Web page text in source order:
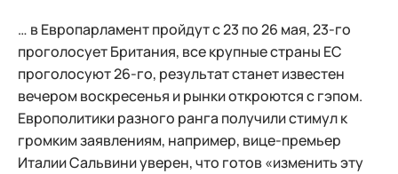
… в Европарламент пройдут с 23 по 26 мая, 23-го
проголосует Британия, все крупные страны ЕС
проголосуют 26-го, результат станет известен
вечером воскресенья и рынки откроются с гэпом.
Европолитики разного ранга получили стимул к
громким заявлениям, например, вице-премьер
Италии Сальвини уверен, что готов «изменить эту